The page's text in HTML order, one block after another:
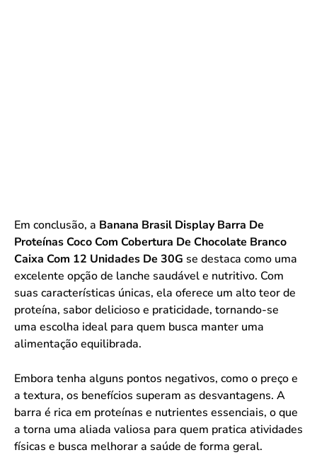
Em conclusão, a Banana Brasil Display Barra De
Proteínas Coco Com Cobertura De Chocolate Branco
Caixa Com 12 Unidades De 30G se destaca como uma
excelente opção de lanche saudável e nutritivo. Com
suas características únicas, ela oferece um alto teor de
proteína, sabor delicioso e praticidade, tornando-se
uma escolha ideal para quem busca manter uma
alimentação equilibrada.
Embora tenha alguns pontos negativos, como o preço e
a textura, os benefícios superam as desvantagens. A
barra é rica em proteínas e nutrientes essenciais, o que
a torna uma aliada valiosa para quem pratica atividades
físicas e busca melhorar a saúde de forma geral.